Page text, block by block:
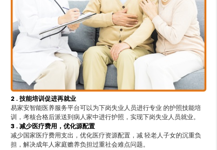
2 . 技能培训促进再就业
易家安智能医养服务平台可以为下岗失业人员进行专业 的护照技能培
训，考核合格后派送到病人家中进行护照，实现下岗失业人员就业。
3 . 减少医疗费用，优化源配置
减少国家医疗费用支出，优化医疗资源配置，减 轻老人子女的沉重负
担，解决成年人家庭赡养负担过重社会难点问题。